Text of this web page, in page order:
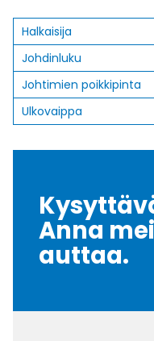
Halkaisija
Johdinluku
Johtimien poikkipinta
Ulkovaippa
Anna
auttaa.